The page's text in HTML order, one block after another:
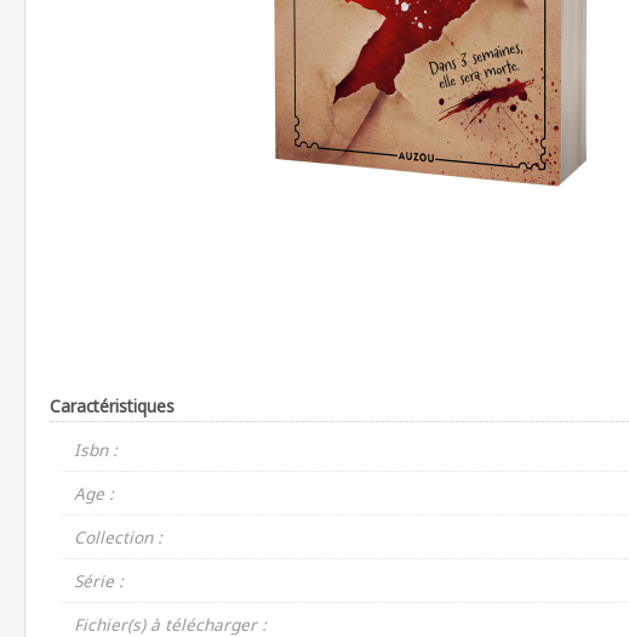
Caractéristiques
Isbn :
Age :
Collection :
Série :
Fichier(s) à télécharger :